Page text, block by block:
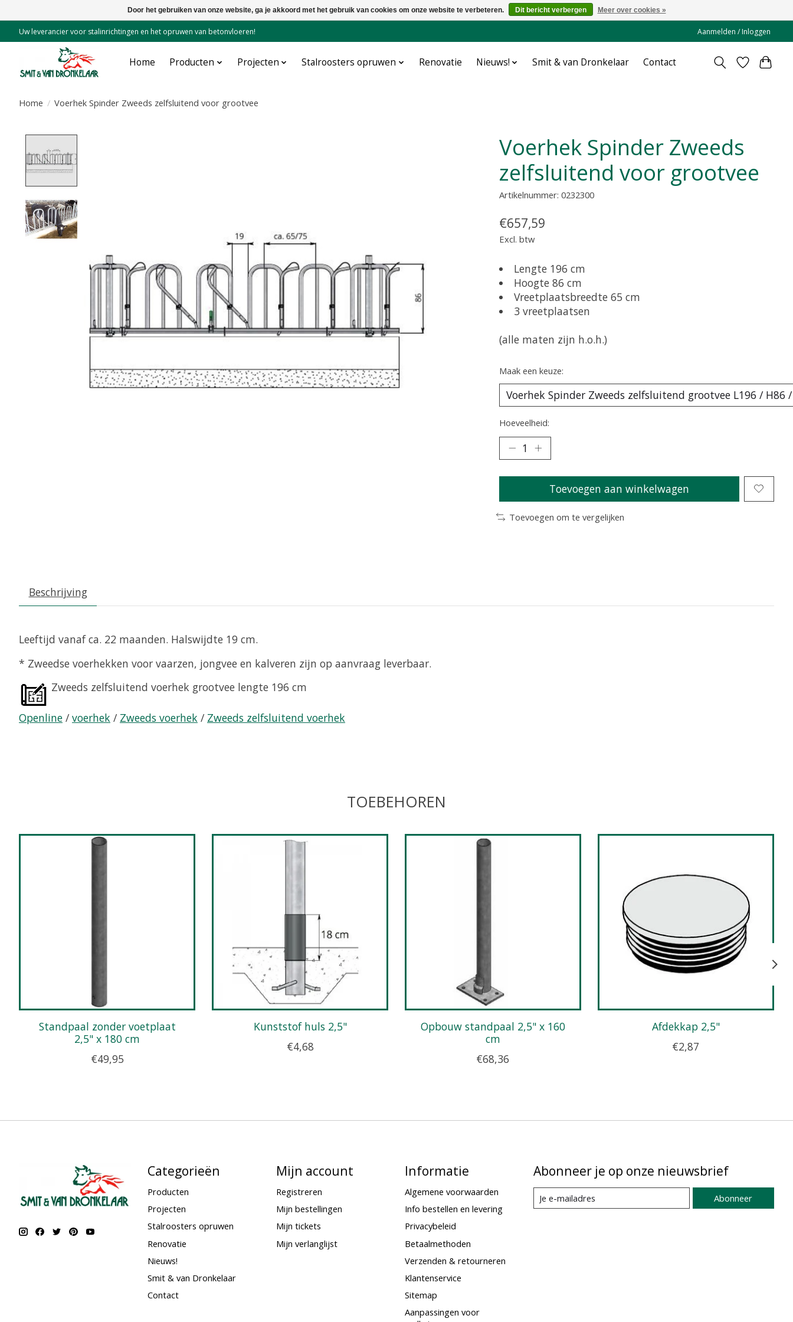
Uw leverancier voor stalinrichtingen en het opruwen van betonvloeren! Aanmelden / Inloggen
Home Producten Projecten Stalroosters opruwen Renovatie Nieuws! Smit & van Dronkelaar Contact
Home / Voerhek Spinder Zweeds zelfsluitend voor grootvee
Voerhek Spinder Zweeds
zelfsluitend voor grootvee
Artikelnummer: 0232300
€657,59
Excl. btw
Lengte 196 cm
Hoogte 86 cm
Vreetplaatsbreedte 65 cm
3 vreetplaatsen
(alle maten zijn h.o.h.)
Maak een keuze:
Hoeveelheid:
Toevoegen aan winkelwagen
Toevoegen om te vergelijken
Beschrijving
Leeftijd vanaf ca. 22 maanden. Halswijdte 19 cm.
* Zweedse voerhekken voor vaarzen, jongvee en kalveren zijn op aanvraag leverbaar.
Zweeds zelfsluitend voerhek grootvee lengte 196 cm
Openline / voerhek / Zweeds voerhek / Zweeds zelfsluitend voerhek
TOEBEHOREN
Items van productcarrousel
Standpaal zonder voetplaat
2,5" x 180 cm
€49,95
Kunststof huls 2,5"
€4,68
Opbouw standpaal 2,5" x 160
cm
€68,36
Afdekkap 2,5"
€2,87
Categorieën
Producten
Projecten
Stalroosters opruwen
Renovatie
Nieuws!
Smit & van Dronkelaar
Contact
Mijn account
Registreren
Mijn bestellingen
Mijn tickets
Mijn verlanglijst
Informatie
Algemene voorwaarden
Info bestellen en levering
Privacybeleid
Betaalmethoden
Verzenden & retourneren
Klantenservice
Sitemap
Aanpassingen voor
Abonneer je op onze nieuwsbrief
Abonneer
Door het gebruiken van onze website, ga je akkoord met het gebruik van cookies om onze website te verbeteren. Dit bericht verbergen Meer over cookies »